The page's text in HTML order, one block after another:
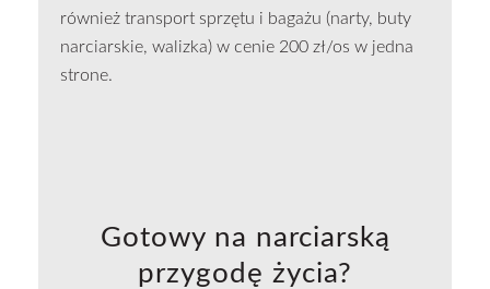
również transport sprzętu i bagażu (narty, buty
narciarskie, walizka) w cenie 200 zł/os w jedna
strone.
Gotowy na narciarską
przygodę życia?